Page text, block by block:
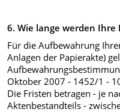
6. Wie lange werden
Für die Aufbewahrung
Anlagen der Papierakte)
Oktober 2007 - 1452/1 -
Die Fristen betragen - je
Aktenbestandteils -